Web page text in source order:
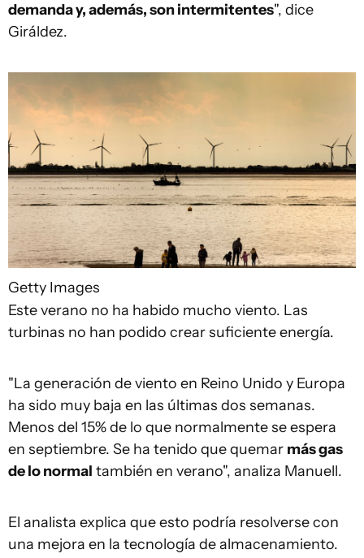
demanda y, además, son intermitentes", dice
Giráldez.
Getty Images
Este verano no ha habido mucho viento. Las
turbinas no han podido crear suficiente energía.
"La generación de viento en Reino Unido y Europa
ha sido muy baja en las últimas dos semanas.
Menos del 15% de lo que normalmente se espera
en septiembre. Se ha tenido que quemar más gas
de lo normal también en verano", analiza Manuell.
El analista explica que esto podría resolverse con
una mejora en la tecnología de almacenamiento.